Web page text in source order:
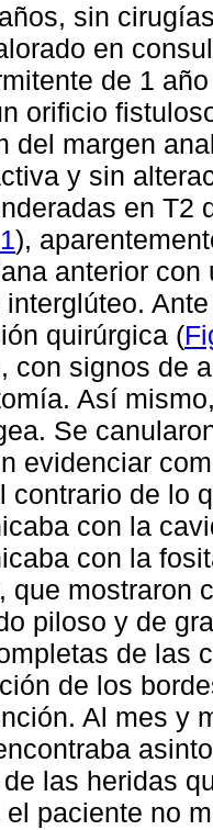
sin
en
de 1
orificio
del margen
y sin
en T2
),
anterior
quirúrgica (
con signos de
Así
Se
evidenciar
contrario de lo
con la
con la
que mostraron
piloso y de
de las
de los
Al mes y
las heridas
paciente no